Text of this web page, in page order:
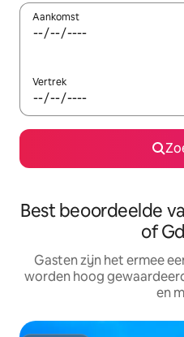
Aankomst
Vertrek
Best beoordeelde
of
Gasten zijn het ermee
worden hoog
en